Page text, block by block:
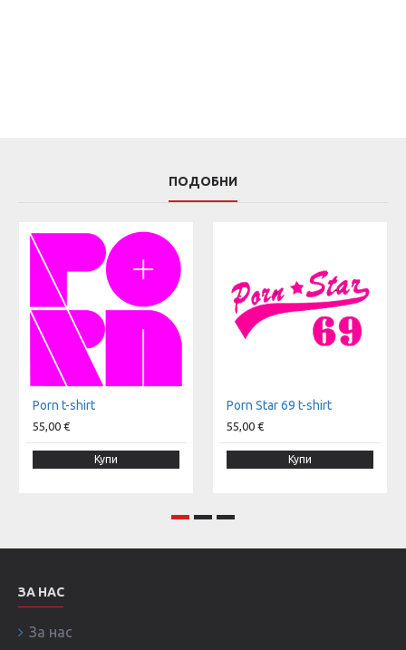
ПОДОБНИ
Porn t-shirt
55,00 €
Купи
Porn Star 69 t-shirt
55,00 €
Купи
ЗА НАС
За нас